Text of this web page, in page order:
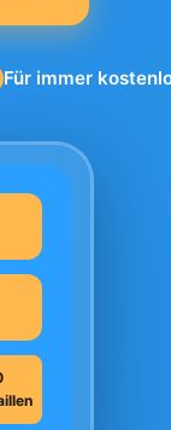
Für immer